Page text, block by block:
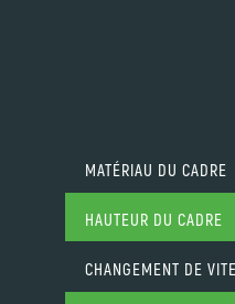
MATÉRIAU DU CADRE
HAUTEUR DU CADRE
CHANGEMENT DE